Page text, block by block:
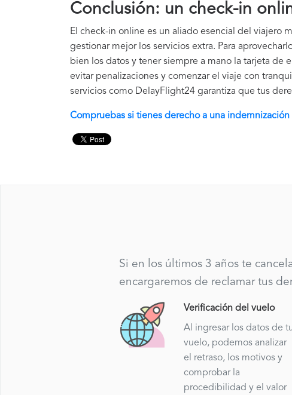
Conclusión: un check-in
El check-in online es un aliado esencial del viajero
gestionar mejor los servicios extra. Para
bien los datos y tener siempre a mano la tarjeta de
evitar penalizaciones y comenzar el viaje con
servicios como DelayFlight24 garantiza que tus
Compruebas si tienes derecho a una indemnización
Si en los últimos 3 años te
encargaremos de reclamar tus
Verificación del vuelo
Al ingresar los datos de
vuelo, podemos analizar
el retraso, los motivos y
comprobar la
procedibilidad y el valor